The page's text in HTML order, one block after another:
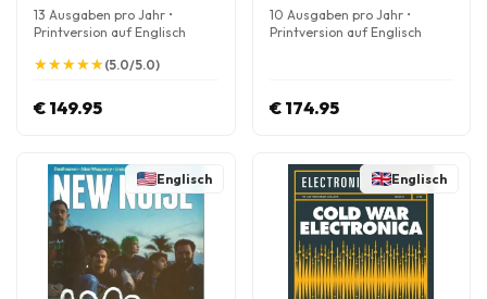
13 Ausgaben pro Jahr •
Printversion auf Englisch
★
★★
★★
★★
★★
★(5.0/5.0)
€ 149.95
10 Ausgaben pro Jahr •
Printversion auf Englisch
€ 174.95
Englisch Englisch